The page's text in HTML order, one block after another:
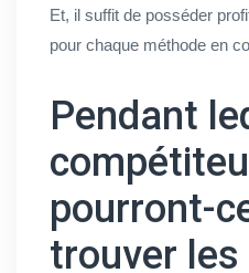
Et, il suffit de posséder
pour chaque méthode en
Pendant
pourront-
trouver